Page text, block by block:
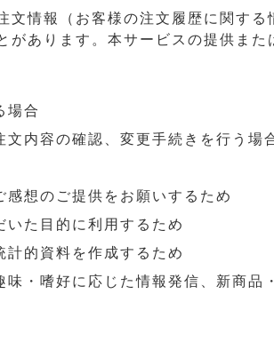
情報（お客様の注文履歴に関す
あります。本サービスの提供ま
場合
内容の確認、変更手続きを行う場
想のご提供をお願いするため
た目的に利用するため
的資料を作成するため
・嗜好に応じた情報発信、新商品